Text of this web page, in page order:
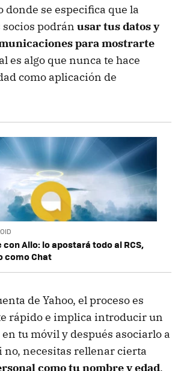
donde se especifica que la
podrán usar tus datos y
para mostrarte
es algo que nunca te hace
como aplicación de
con Allo: lo apostará todo al RCS,
como Chat
de Yahoo, el proceso es
rápido e implica introducir un
tu móvil y después asociarlo a
no, necesitas rellenar cierta
como tu nombre y edad,